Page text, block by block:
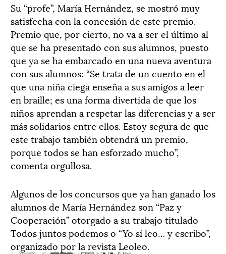
Su “profe”, María Hernández, se mostró muy
satisfecha con la concesión de este premio.
Premio que, por cierto, no va a ser el último al
que se ha presentado con sus alumnos, puesto
que ya se ha embarcado en una nueva aventura
con sus alumnos: “Se trata de un cuento en el
que una niña ciega enseña a sus amigos a leer
en braille; es una forma divertida de que los
niños aprendan a respetar las diferencias y a ser
más solidarios entre ellos. Estoy segura de que
este trabajo también obtendrá un premio,
porque todos se han esforzado mucho”,
comenta orgullosa.
Algunos de los concursos que ya han ganado los
alumnos de María Hernández son “Paz y
Cooperación” otorgado a su trabajo titulado
Todos juntos podemos o “Yo sí leo… y escribo”,
organizado por la revista Leoleo.